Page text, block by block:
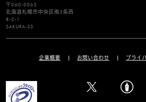
〒060-0063
北海道札幌市中央区南3条西
8-2-1
SAKURA-S3
企業概要 お問い合わせ プライ